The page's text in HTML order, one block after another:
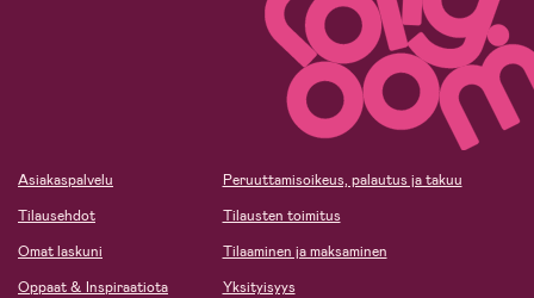
Asiakaspalvelu
Tilausehdot
Omat laskuni
Oppaat & Inspiraatiota
Peruuttamisoikeus, palautus ja takuu
Tilausten toimitus
Tilaaminen ja maksaminen
Yksityisyys